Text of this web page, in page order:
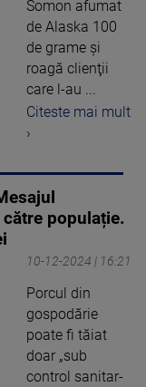
Somon afumat
de Alaska 100
de grame şi
roagă clienţii
care l-au ...
Citeste mai mult
›
populație.
10-12-2024 | 16:21
Porcul din
gospodărie
poate fi tăiat
doar „sub
control sanitar-